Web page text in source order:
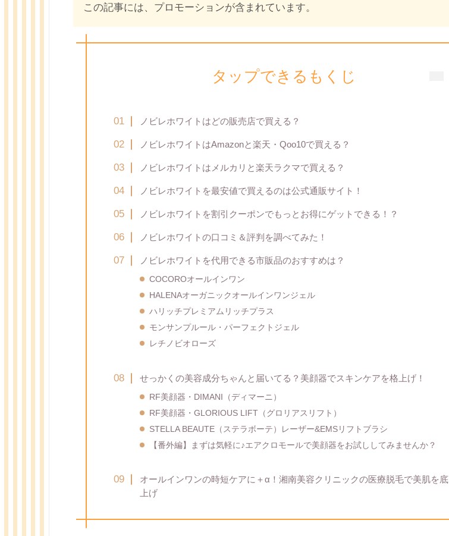
この記事には、プロモーションが含まれています。
タップできるもくじ
ノビレホワイトはどの販売店で買える？
ノビレホワイトはAmazonと楽天・Qoo10で買える？
ノビレホワイトはメルカリと楽天ラクマで買える？
ノビレホワイトを最安値で買えるのは公式通販サイト！
ノビレホワイトを割引クーポンでもっとお得にゲットできる！？
ノビレホワイトの口コミ＆評判を調べてみた！
ノビレホワイトを代用できる市販品のおすすめは？
COCOROオールインワン
HALENAオーガニックオールインワンジェル
ハリッチプレミアムリッチプラス
モンサンプルール・パーフェクトジェル
レチノビオローズ
せっかくの美容成分ちゃんと届いてる？美顔器でスキンケアを格上げ！
RF美顔器・DIMANI（ディマーニ）
RF美顔器・GLORIOUS LIFT（グロリアスリフト）
STELLA BEAUTE（ステラボーテ）レーザー&EMSリフトブラシ
【番外編】まずは気軽に♪エアクロモールで美顔器をお試ししてみませんか？
オールインワンの時短ケアに＋α！湘南美容クリニックの医療脱毛で美肌を底
上げ